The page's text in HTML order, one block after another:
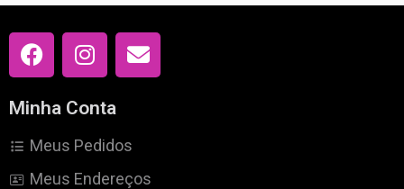
Minha Conta
Meus Pedidos
Meus Endereços